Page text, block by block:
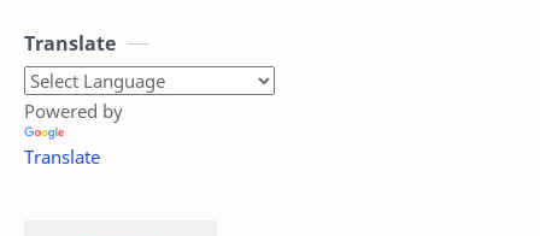
Translate
Powered by
Translate